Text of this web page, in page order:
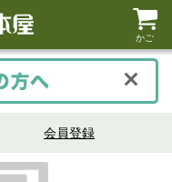
かご
会員登録